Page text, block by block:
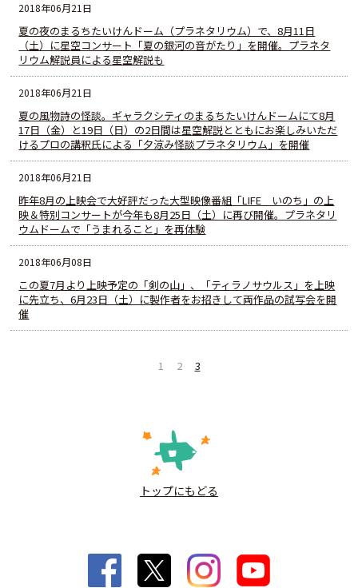
2018年06月21日
夏の夜のまるちたいけんドーム（プラネタリウム）で、8月11日
（土）に星空コンサート「夏の銀河の音がたり」を開催。プラネタ
リウム解説員による星空解説も
2018年06月21日
夏の風物詩の怪談。ギャラクシティのまるちたいけんドームにて8月
17日（金）と19日（日）の2日間は星空解説とともにお楽しみいただ
けるプロの講釈氏による「夕涼み怪談プラネタリウム」を開催
2018年06月21日
昨年8月の上映会で大好評だった大型映像番組「LIFE いのち」の上
映＆特別コンサートが今年も8月25日（土）に再び開催。プラネタリ
ウムドームで「うまれること」を再体験
2018年06月08日
この夏7月より上映予定の「剣の山」、「ティラノサウルス」を上映
に先立ち、6月23日（土）に製作者をお招きして両作品の試写会を開
催
1 2 3
トップにもどる